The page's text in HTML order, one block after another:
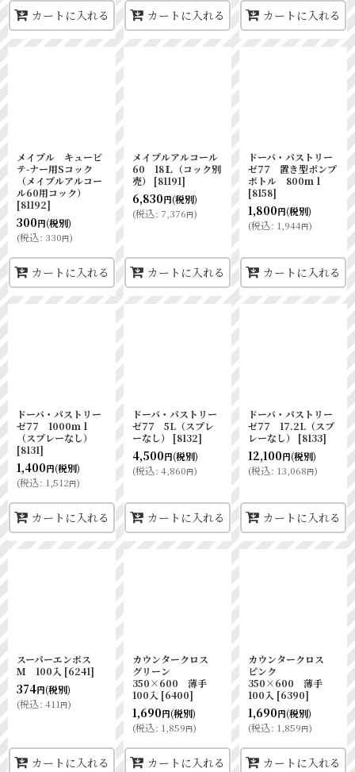
カートに入れる カートに入れる カートに入れる
メイプル キュービ
テ-ナー用Sコック
（メイプルアルコー
ル60用コック）
[81192]
300円(税別)
(税込: 330円)
カートに入れる
メイプルアルコール
60 18Ｌ（コック別
売）
[81191]
6,830円(税別)
(税込: 7,376円)
カートに入れる
ドーバ・パストリー
ゼ77 置き型ポンプ
ボトル 800ｍｌ
[8158]
1,800円(税別)
(税込: 1,944円)
カートに入れる
ドーバ・パストリー
ゼ77 1000ｍｌ
（スプレーなし）
[8131]
1,400円(税別)
(税込: 1,512円)
カートに入れる
ドーバ・パストリー
ゼ77 5L（スプレ
ーなし）
[8132]
4,500円(税別)
(税込: 4,860円)
カートに入れる
ドーバ・パストリー
ゼ77 17.2L（スプ
レーなし）
[8133]
12,100円(税別)
(税込: 13,068円)
カートに入れる
スーパーエンボス
Ｍ 100入 [6241]
374円(税別)
(税込: 411円)
カートに入れる
カウンタークロス
グリーン
350×600 薄手
100入 [6400]
1,690円(税別)
(税込: 1,859円)
カートに入れる
カウンタークロス
ピンク
350×600 薄手
100入 [6390]
1,690円(税別)
(税込: 1,859円)
カートに入れる